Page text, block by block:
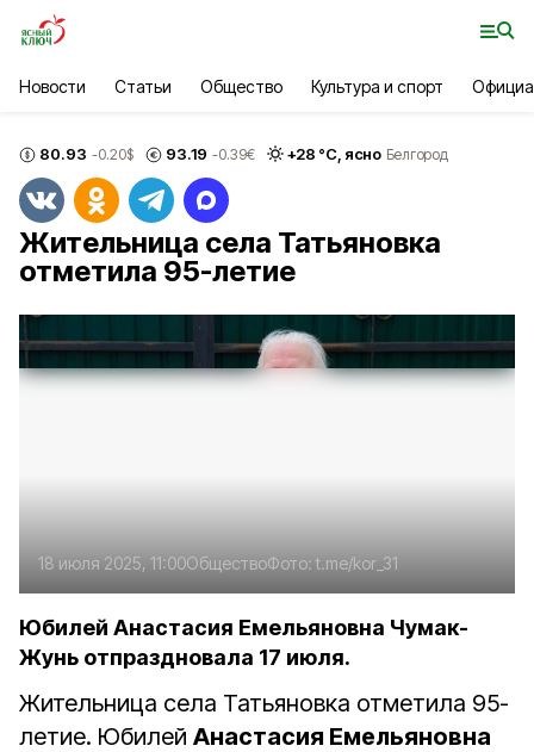
Новости Статьи Общество Культура и спорт
80.93 -0.20$ 93.19 -0.39€ +28 °С, ясно Белгород
Жительница села Татьяновка
отметила 95-летие
18 июля 2025, 11:00ОбществоФото: t.me/kor_31
Юбилей Анастасия Емельяновна Чумак-
Жунь отпраздновала 17 июля.
Жительница села Татьяновка отметила 95-
летие. Юбилей Анастасия Емельяновна